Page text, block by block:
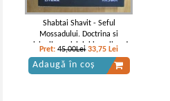
Shabtai Shavit - Seful
Mossadului. Doctrina si
misiunile seviciului israelian de
informatii externe
Pret:45,00Lei 33,75 Lei
Adaugă în coș